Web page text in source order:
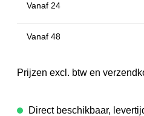
Vanaf 24
Vanaf 48
Prijzen excl. btw en
Direct beschikbaar,